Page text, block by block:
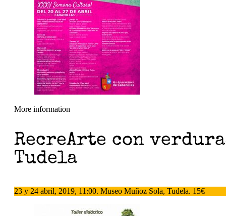
More information
RecreArte con
Tudela
23 y 24 abril, 2019, 11:00. Museo Muñoz Sola, Tudela. 15€